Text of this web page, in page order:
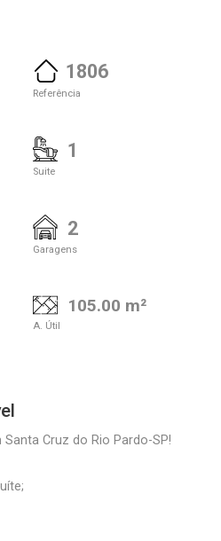
1806
Referência
1
Suite
2
Garagens
105.00 m²
A. Útil
Cruz do Rio Pardo-SP!